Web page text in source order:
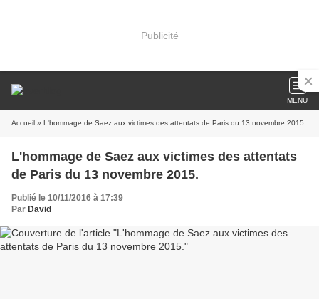
Publicité
MENU
Accueil » L'hommage de Saez aux victimes des attentats de Paris du 13 novembre 2015.
L'hommage de Saez aux victimes des attentats
de Paris du 13 novembre 2015.
Publié le 10/11/2016 à 17:39
Par David